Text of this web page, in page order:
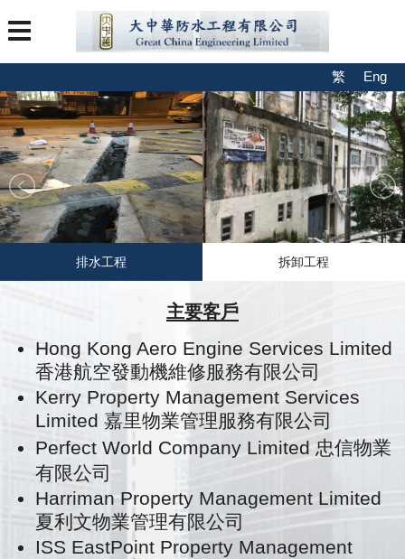
繁 Eng
排水工程 拆卸工程
主要客戶
Hong Kong Aero Engine Services Limited
香港航空發動機維修服務有限公司
Kerry Property Management Services
Limited 嘉里物業管理服務有限公司
Perfect World Company Limited 忠信物業
有限公司
Harriman Property Management Limited
夏利文物業管理有限公司
ISS EastPoint Property Management